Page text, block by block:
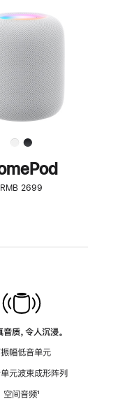
步
了
解
HomePod<
RMB 2699
质，令人沉浸。
幅低音单元
元波束成形阵列
空间音频脚
¹